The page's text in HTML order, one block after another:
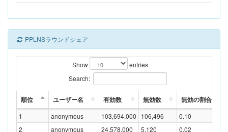
PPLNSラウンドシェア
Show
entries
Search:
順位 ユーザー名 有効数 無効数 無効の割合(%)
1 anonymous 103,694,000 106,496
0.10
2
anonymous 24,578,000 5,120 0.02